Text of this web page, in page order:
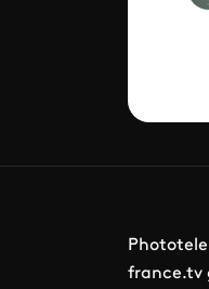
Phototele
france.tv